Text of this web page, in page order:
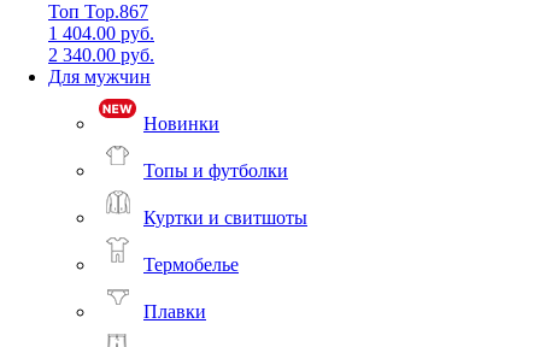
Топ Top.867
1 404.00 руб.
2 340.00 руб.
Для мужчин
Новинки
Топы и футболки
Куртки и свитшоты
Термобелье
Плавки